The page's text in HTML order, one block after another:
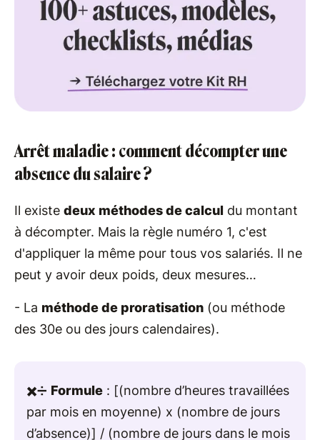
Arrêt maladie : comment décompter une
absence du salaire ?
Il existe deux méthodes de calcul du montant
à décompter. Mais la règle numéro 1, c'est
d'appliquer la même pour tous vos salariés. Il ne
peut y avoir deux poids, deux mesures…
- La méthode de proratisation (ou méthode
des 30e ou des jours calendaires).
✖️➗ Formule : [(nombre d’heures travaillées
par mois en moyenne) x (nombre de jours
d’absence)] / (nombre de jours dans le mois